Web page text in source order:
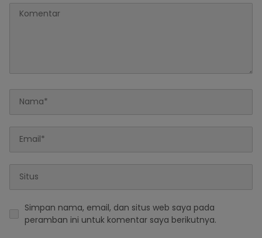
Simpan nama, email, dan situs web saya pada
peramban ini untuk komentar saya berikutnya.